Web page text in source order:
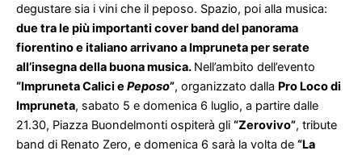
degustare sia i vini che il peposo. Spazio, poi alla musica:
due tra le più importanti cover band del panorama
fiorentino e italiano arrivano a Impruneta per serate
all’insegna della buona musica. Nell’ambito dell’evento
“Impruneta Calici e Peposo”, organizzato dalla Pro Loco di
Impruneta, sabato 5 e domenica 6 luglio, a partire dalle
21.30, Piazza Buondelmonti ospiterà gli “Zerovivo”, tribute
band di Renato Zero, e domenica 6 sarà la volta de “La